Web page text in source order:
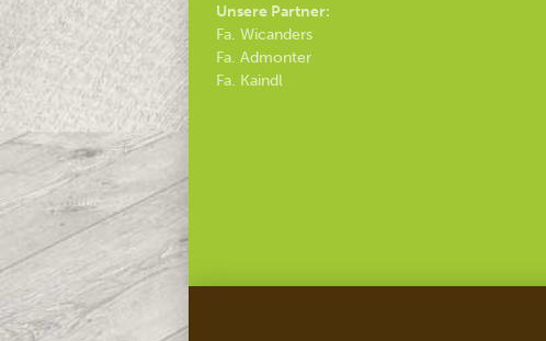
Unsere Partner:
Fa. Wicanders
Fa. Admonter
Fa. Kaindl